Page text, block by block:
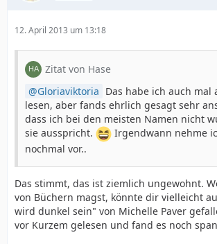
12. April 2013 um 13:18
Zitat von Hase
Gloriaviktoria Das habe ich auch mal
lesen, aber fands ehrlich gesagt sehr
dass ich bei den meisten Namen nicht
sie ausspricht.
Irgendwann nehme
nochmal vor..
Das stimmt, das ist ziemlich ungewohnt.
von Büchern magst, könnte dir vielleicht
wird dunkel sein" von Michelle Paver
vor Kurzem gelesen und fand es noch